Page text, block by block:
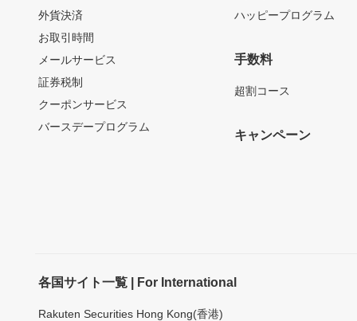
外貨決済
お取引時間
メールサービス
証券税制
クーポンサービス
バースデープログラム
ハッピープログラム
手数料
超割コース
キャンペーン
各国サイト一覧 | For International
Rakuten Securities Hong Kong(香港)